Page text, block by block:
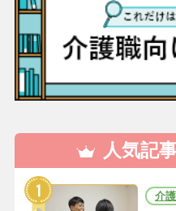
人気記
介